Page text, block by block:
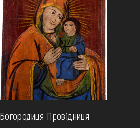
Богородиця Провідниця